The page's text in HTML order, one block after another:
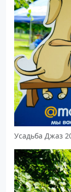
Усадьба Джаз